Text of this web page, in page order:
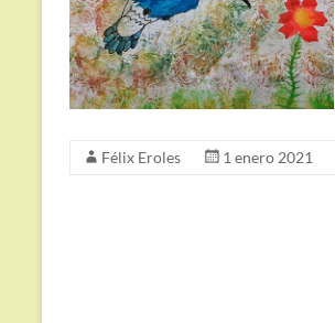
Félix Eroles 1 enero 2021